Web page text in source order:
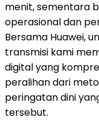
menit, sementara
operasional dan
Bersama Huawei,
transmisi kami
digital yang
peralihan dari
peringatan dini
tersebut.